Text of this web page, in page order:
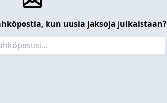
kun uusia jaksoja julkaistaan?